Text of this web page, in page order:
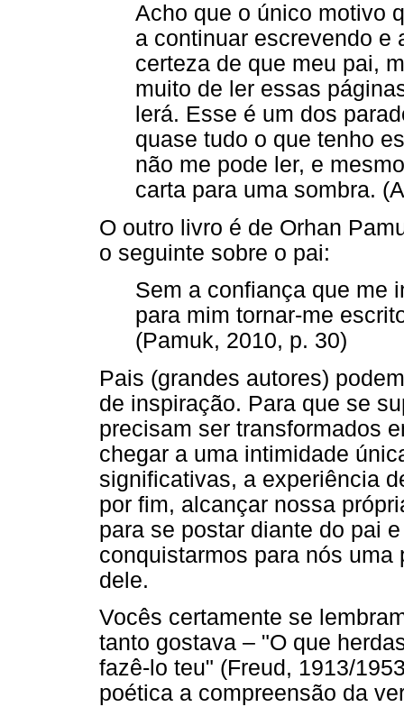
Acho que o único motivo
a continuar escrevendo e
certeza de que meu pai,
muito de ler essas
lerá. Esse é um dos
quase tudo o que tenho
não me pode ler, e
carta para uma sombra.
O outro livro é de Orhan
o seguinte sobre o pai:
Sem a confiança que me
para mim tornar-me
(Pamuk, 2010, p. 30)
Pais (grandes autores)
de inspiração. Para que se
precisam ser transformados
chegar a uma intimidade
significativas, a experiência
por fim, alcançar nossa
para se postar diante do pai
conquistarmos para nós
dele.
Vocês certamente se
tanto gostava – "O que
fazê-lo teu" (Freud, 1913/
poética a compreensão da